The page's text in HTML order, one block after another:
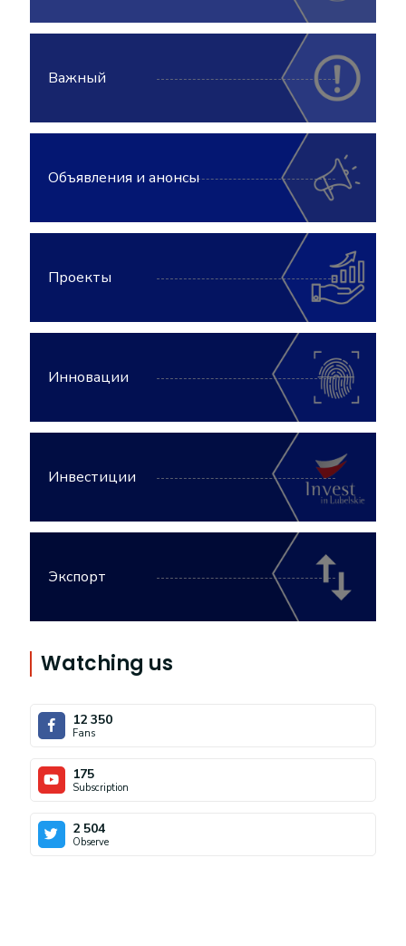
Важный
Объявления и анонсы
Проекты
Инновации
Инвестиции
Экспорт
Watching us
12 350
Fans
175
Subscription
2 504
Observe